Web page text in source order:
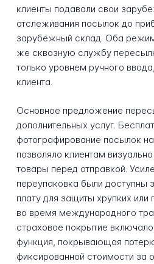
клиенты подавали свои
отслеживания посылок до
зарубежный склад. Оба
же сквозную службу
только уровнем ручного
клиента.
Основное предложение
дополнительных услуг.
фотографирование посылок
позволяло клиентам
товары перед отправкой.
переупаковка были доступны
плату для защиты хрупких
во время международного
страховое покрытие
функция, покрывающая
фиксированной стоимости за